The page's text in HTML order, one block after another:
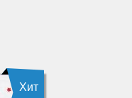
Хит